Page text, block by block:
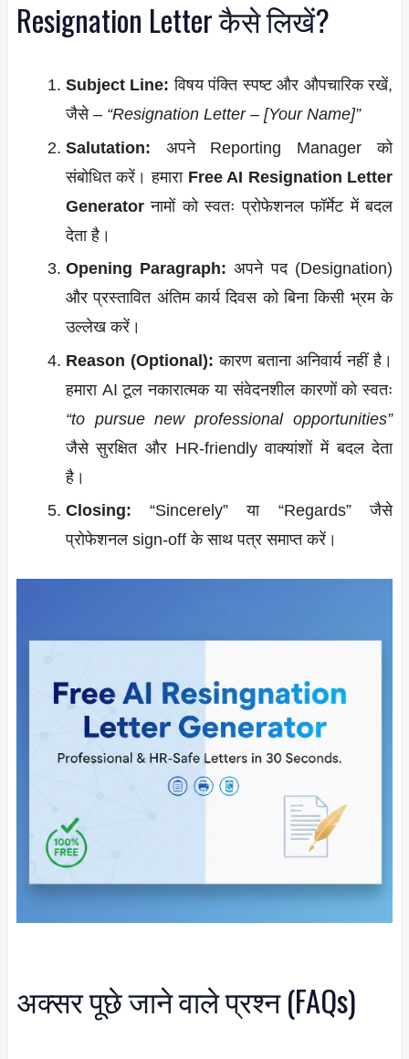
Resignation Letter कैसे लिखें?
Subject Line: विषय पंक्ति स्पष्ट और औपचारिक रखें,
जैसे – “Resignation Letter – [Your Name]”
Salutation: अपने Reporting Manager को
संबोधित करें। हमारा Free AI Resignation Letter
Generatorनामों को स्वतः प्रोफेशनल फॉर्मेट में बदल
देता है।
Opening Paragraph: अपने पद (Designation)
और प्रस्तावित अंतिम कार्य दिवस को बिना किसी भ्रम के
उल्लेख करें।
Reason (Optional): कारण बताना अनिवार्य नहीं है।
हमारा AI टूल नकारात्मक या संवेदनशील कारणों को स्वतः
“to pursue new professional opportunities”
जैसे सुरक्षित और HR-friendly वाक्यांशों में बदल देता
है।
Closing: “Sincerely” या “Regards” जैसे
प्रोफेशनल sign-off के साथ पत्र समाप्त करें।
अक्सर पूछे जाने वाले प्रश्न (FAQs)